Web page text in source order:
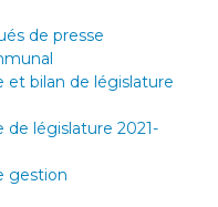
de presse
et bilan de législature
de législature 2021-
gestion